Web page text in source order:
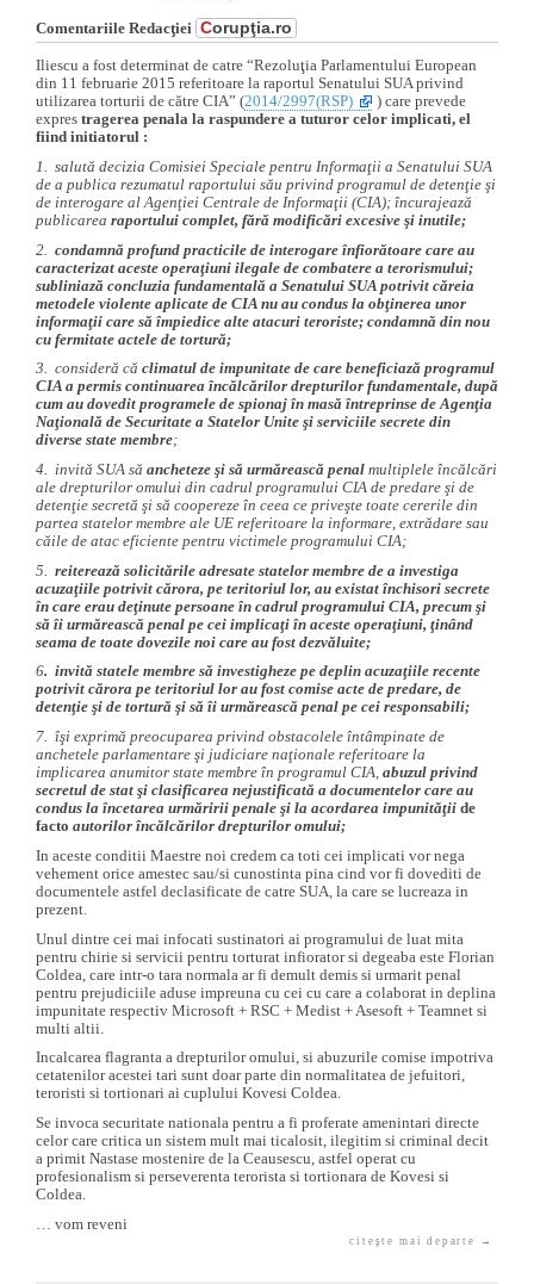
Comentariile Redacţiei Corupţia.ro
Iliescu a fost determinat de catre “Rezoluţia Parlamentului European
din 11 februarie 2015 referitoare la raportul Senatului SUA privind
utilizarea torturii de către CIA” (2014/2997(RSP)
) care prevede
expres tragerea penala la raspundere a tuturor celor implicati, el
fiind initiatorul :
1. salută decizia Comisiei Speciale pentru Informaţii a Senatului SUA
de a publica rezumatul raportului său privind programul de detenţie şi
de interogare al Agenţiei Centrale de Informaţii (CIA); încurajează
publicarea raportului complet, fără modificări excesive şi inutile;
2. condamnă profund practicile de interogare înfiorătoare care au
caracterizat aceste operaţiuni ilegale de combatere a terorismului;
subliniază concluzia fundamentală a Senatului SUA potrivit căreia
metodele violente aplicate de CIA nu au condus la obţinerea unor
informaţii care să împiedice alte atacuri teroriste; condamnă din nou
cu fermitate actele de tortură;
3. consideră că climatul de impunitate de care beneficiază programul
CIA a permis continuarea încălcărilor drepturilor fundamentale, după
cum au dovedit programele de spionaj în masă întreprinse de Agenţia
Naţională de Securitate a Statelor Unite şi serviciile secrete din
diverse state membre;
4. invită SUA să ancheteze şi să urmărească penal multiplele încălcări
ale drepturilor omului din cadrul programului CIA de predare şi de
detenţie secretă şi să coopereze în ceea ce priveşte toate cererile din
partea statelor membre ale UE referitoare la informare, extrădare sau
căile de atac eficiente pentru victimele programului CIA;
5. reiterează solicitările adresate statelor membre de a investiga
acuzaţiile potrivit cărora, pe teritoriul lor, au existat închisori secrete
în care erau deţinute persoane în cadrul programului CIA, precum şi
să îi urmărească penal pe cei implicaţi în aceste operaţiuni, ţinând
seama de toate dovezile noi care au fost dezvăluite;
6. invită statele membre să investigheze pe deplin acuzaţiile recente
potrivit cărora pe teritoriul lor au fost comise acte de predare, de
detenţie şi de tortură şi să îi urmărească penal pe cei responsabili;
7. îşi exprimă preocuparea privind obstacolele întâmpinate de
anchetele parlamentare şi judiciare naţionale referitoare la
implicarea anumitor state membre în programul CIA, abuzul privind
secretul de stat şi clasificarea nejustificată a documentelor care au
condus la încetarea urmăririi penale şi la acordarea impunităţii de
facto autorilor încălcărilor drepturilor omului;
In aceste conditii Maestre noi credem ca toti cei implicati vor nega
vehement orice amestec sau/si cunostinta pina cind vor fi dovediti de
documentele astfel declasificate de catre SUA, la care se lucreaza in
prezent.
Unul dintre cei mai infocati sustinatori ai programului de luat mita
pentru chirie si servicii pentru torturat infiorator si degeaba este Florian
Coldea, care intr-o tara normala ar fi demult demis si urmarit penal
pentru prejudiciile aduse impreuna cu cei cu care a colaborat in deplina
impunitate respectiv Microsoft + RSC + Medist + Asesoft + Teamnet si
multi altii.
Incalcarea flagranta a drepturilor omului, si abuzurile comise impotriva
cetatenilor acestei tari sunt doar parte din normalitatea de jefuitori,
teroristi si tortionari ai cuplului Kovesi Coldea.
Se invoca securitate nationala pentru a fi proferate amenintari directe
celor care critica un sistem mult mai ticalosit, ilegitim si criminal decit
a primit Nastase mostenire de la Ceausescu, astfel operat cu
profesionalism si perseverenta terorista si tortionara de Kovesi si
Coldea.
… vom reveni
citeşte mai departe →